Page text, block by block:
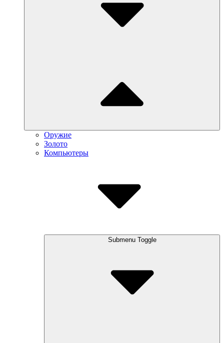
Оружие
Золото
Компьютеры
Submenu Toggle